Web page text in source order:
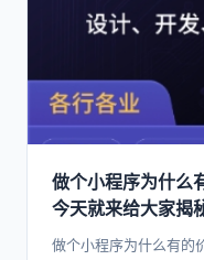
做个小程序为什么
今天就来给大家揭
做个小程序为什么有的